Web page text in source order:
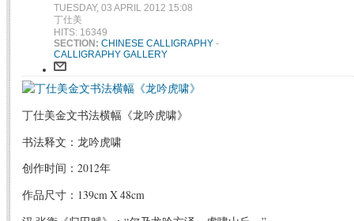
TUESDAY, 03 APRIL 2012 15:08
丁仕美
HITS: 16349
SECTION: CHINESE CALLIGRAPHY -
CALLIGRAPHY GALLERY
丁仕美金文书法横幅《龙吟虎啸》
书法释文：龙吟虎啸
创作时间：2012年
作品尺寸：139cm X 48cm